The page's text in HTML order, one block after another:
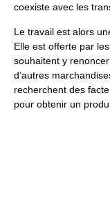
coexiste avec les
Le travail est alors
Elle est offerte par
souhaitent y
d’autres
recherchent des
pour obtenir un